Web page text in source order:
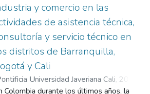
y comercio en las
de asistencia técnica,
y servicio técnico en
distritos de Barranquilla,
y Cali
Universidad Javeriana Cali, 2021
Pérez, Ángela María;Ramírez
Colombia durante los últimos años, la